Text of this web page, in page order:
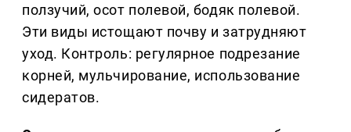
ползучий, осот полевой, бодяк полевой.
Эти виды истощают почву и затрудняют
уход. Контроль: регулярное подрезание
корней, мульчирование, использование
сидератов.